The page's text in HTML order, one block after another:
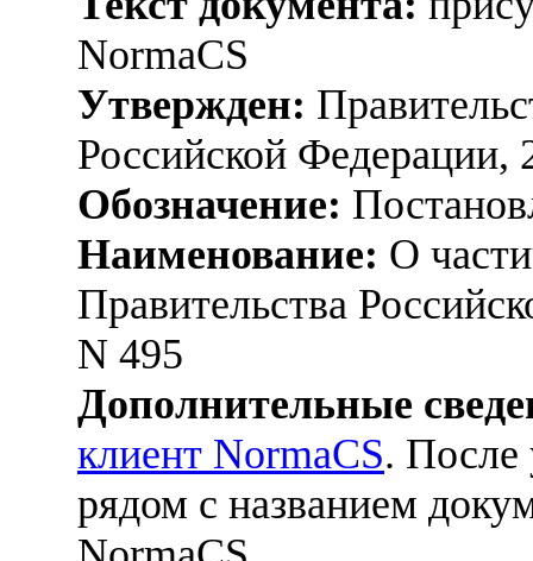
NormaCS
Утвержден:
Российской Федерации,
Обозначение:
Наименование: О
Правительства
N 495
Дополнительные
клиент NormaCS. После
рядом с названием